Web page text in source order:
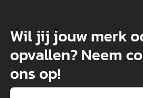
Wil jij jouw merk
opvallen? Neem
ons op!